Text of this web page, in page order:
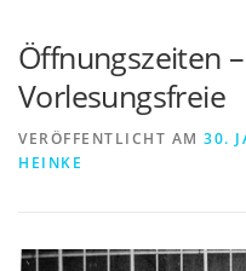
INSTITUT
Öffnungszeiten
Vorlesungsfreie
VERÖFFENTLICHT AM 30.
HEINKE